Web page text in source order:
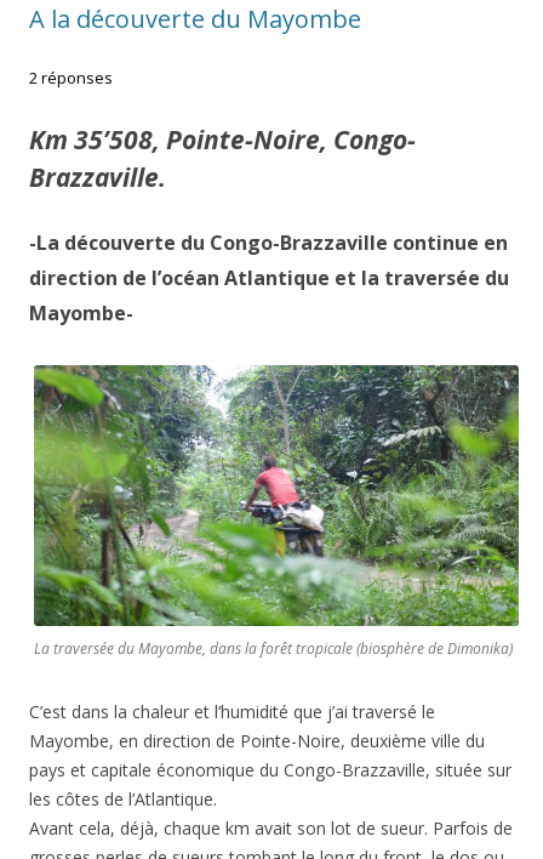
A la découverte du Mayombe
2 réponses
Km 35’508, Pointe-Noire, Congo-
Brazzaville.
-La découverte du Congo-Brazzaville continue en
direction de l’océan Atlantique et la traversée du
Mayombe-
La traversée du Mayombe, dans la forêt tropicale (biosphère de Dimonika)
C’est dans la chaleur et l’humidité que j’ai traversé le
Mayombe, en direction de Pointe-Noire, deuxième ville du
pays et capitale économique du Congo-Brazzaville, située sur
les côtes de l’Atlantique.
Avant cela, déjà, chaque km avait son lot de sueur. Parfois de